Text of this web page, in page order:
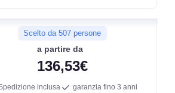
db
Scelto da 507 persone
a partire da
136,53€
inclusa garanzia fino 3 anni